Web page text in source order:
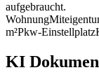
aufgebraucht.
Wohnung
m²Pkw-Einstellplatz
KI